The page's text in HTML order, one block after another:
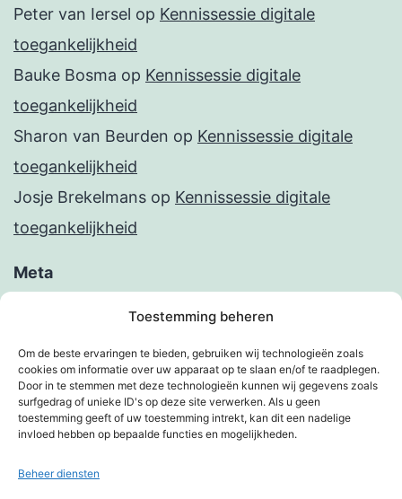
Toestemming beheren
Om de beste ervaringen te bieden, gebruiken wij technologieën zoals
cookies om informatie over uw apparaat op te slaan en/of te raadplegen.
Door in te stemmen met deze technologieën kunnen wij gegevens zoals
surfgedrag of unieke ID's op deze site verwerken. Als u geen
toestemming geeft of uw toestemming intrekt, kan dit een nadelige
invloed hebben op bepaalde functies en mogelijkheden.
Beheer diensten
Peter van Iersel op Kennissessie digitale
toegankelijkheid
Bauke Bosma op Kennissessie digitale
toegankelijkheid
Sharon van Beurden op Kennissessie digitale
toegankelijkheid
Josje Brekelmans op Kennissessie digitale
toegankelijkheid
Meta
Berichten feed
Reacties feed
WordPress.org